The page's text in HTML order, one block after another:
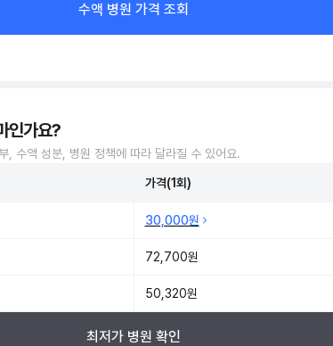
수액 병원 가격 조회
인가요?
, 수액 성분, 병원 정책에 따라 달라질 수 있어요.
가격(1회)
30,000원
72,700원
50,320원
최저가 병원 확인